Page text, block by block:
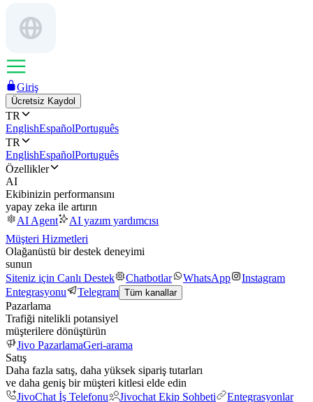
Giriş
Ücretsiz Kaydol
TR
EnglishEspañolPortuguês
TR
EnglishEspañolPortuguês
Özellikler
AI
Ekibinizin performansını
yapay zeka ile artırın
AI Agent
AI yazım yardımcısı
Müşteri Hizmetleri
Olağanüstü bir destek deneyimi
sunun
Siteniz için Canlı Destek
Chatbotlar WhatsApp
Instagram
Entegrasyonu
Telegram Tüm kanallar
Pazarlama
Trafiği nitelikli potansiyel
müşterilere dönüştürün
Jivo PazarlamaGeri-arama
Satış
Daha fazla satış, daha yüksek sipariş tutarları
ve daha geniş bir müşteri kitlesi elde edin
JivoChat İş Telefonu
Jivochat Ekip Sohbeti
Entegrasyonlar